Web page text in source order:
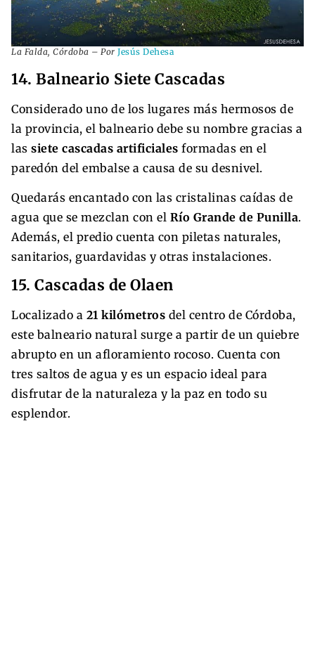
La Falda, Córdoba – Por Jesús Dehesa
14. Balneario Siete Cascadas
Considerado uno de los lugares más hermosos de
la provincia, el balneario debe su nombre gracias a
las siete cascadas artificiales formadas en el
paredón del embalse a causa de su desnivel.
Quedarás encantado con las cristalinas caídas de
agua que se mezclan con el Río Grande de Punilla.
Además, el predio cuenta con piletas naturales,
sanitarios, guardavidas y otras instalaciones.
15. Cascadas de Olaen
Localizado a 21 kilómetros del centro de Córdoba,
este balneario natural surge a partir de un quiebre
abrupto en un afloramiento rocoso. Cuenta con
tres saltos de agua y es un espacio ideal para
disfrutar de la naturaleza y la paz en todo su
esplendor.